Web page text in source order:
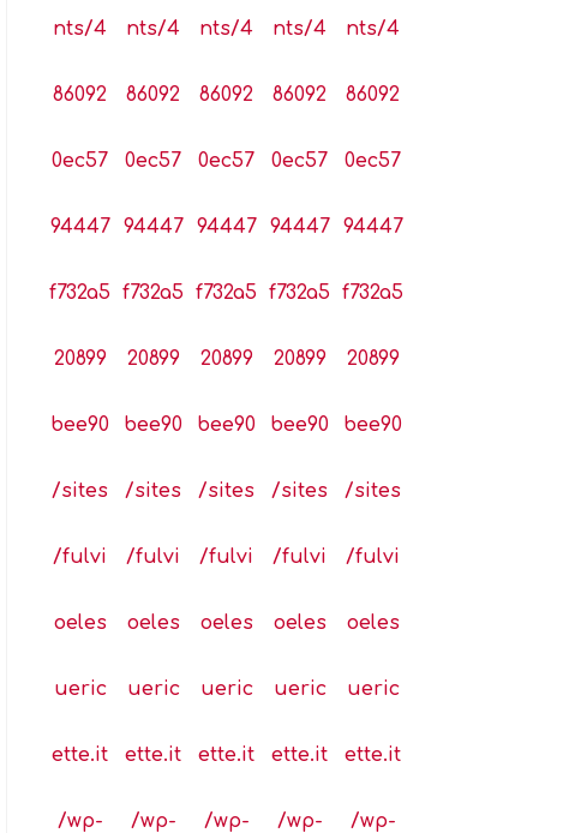
nts/4
86092
0ec57
94447
f732a5
20899
bee90
/sites
/fulvi
oeles
ueric
ette.it
/wp-
nts/4
86092
0ec57
94447
f732a5
20899
bee90
/sites
/fulvi
oeles
ueric
ette.it
/wp-
nts/4
86092
0ec57
94447
f732a5
20899
bee90
/sites
/fulvi
oeles
ueric
ette.it
/wp-
nts/4
86092
0ec57
94447
f732a5
20899
bee90
/sites
/fulvi
oeles
ueric
ette.it
/wp-
nts/4
86092
0ec57
94447
f732a5
20899
bee90
/sites
/fulvi
oeles
ueric
ette.it
/wp-